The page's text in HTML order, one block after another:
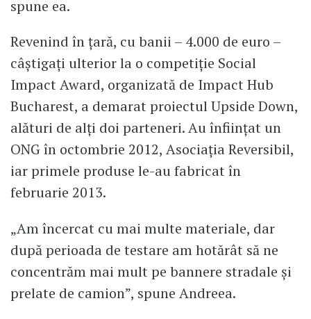
spune ea.
Revenind în țară, cu banii – 4.000 de euro –
câștigați ulterior la o competiție Social
Impact Award, organizată de Impact Hub
Bucharest, a demarat proiectul Upside Down,
alături de alți doi parteneri. Au înființat un
ONG în octombrie 2012, Asociația Reversibil,
iar primele produse le-au fabricat în
februarie 2013.
„Am încercat cu mai multe materiale, dar
după perioada de testare am hotărât să ne
concentrăm mai mult pe bannere stradale și
prelate de camion”, spune Andreea.